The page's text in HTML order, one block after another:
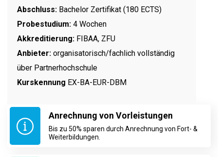
Abschluss: Bachelor Zertifikat (180 ECTS)
Probestudium: 4 Wochen
Akkreditierung: FIBAA, ZFU
Anbieter: organisatorisch/fachlich vollständig
über Partnerhochschule
Kurskennung EX-BA-EUR-DBM
Anrechnung von Vorleistungen
Bis zu 50% sparen durch Anrechnung von Fort- &
Weiterbildungen.